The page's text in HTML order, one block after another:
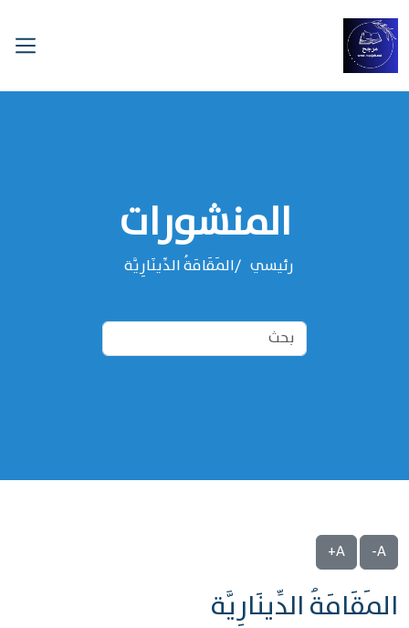
المنشورات
رئيسي المَقَامَةُ الدِّينَارِيَّة
A-
A+
المَقَامَةُ الدِّينَارِيَّة